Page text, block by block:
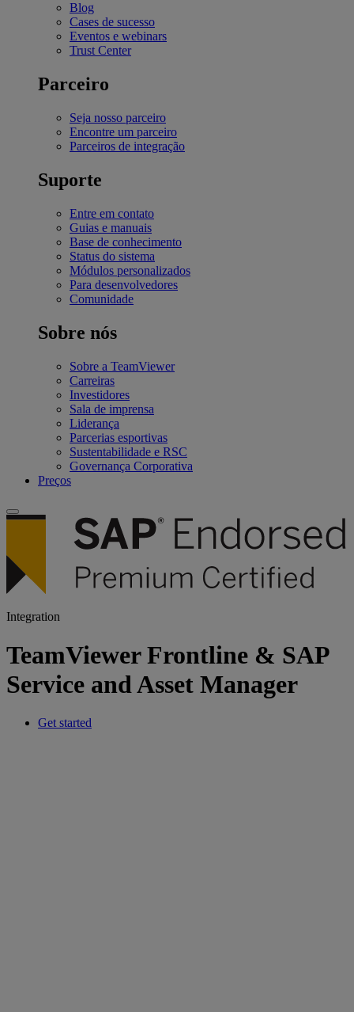
Blog
Cases de sucesso
Eventos e webinars
Trust Center
Parceiro
Seja nosso parceiro
Encontre um parceiro
Parceiros de integração
Suporte
Entre em contato
Guias e manuais
Base de conhecimento
Status do sistema
Módulos personalizados
Para desenvolvedores
Comunidade
Sobre nós
Sobre a TeamViewer
Carreiras
Investidores
Sala de imprensa
Liderança
Parcerias esportivas
Sustentabilidade e RSC
Governança Corporativa
Preços
Integration
TeamViewer Frontline & SAP
Service and Asset Manager
Get started